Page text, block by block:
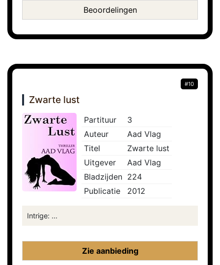
Beoordelingen
#10
Zwarte lust
Partituur
3
Auteur
Aad Vlag
Titel
Zwarte lust
Uitgever
Aad Vlag
Bladzijden 224
Publicatie
2012
Intrige: ...
Zie aanbieding